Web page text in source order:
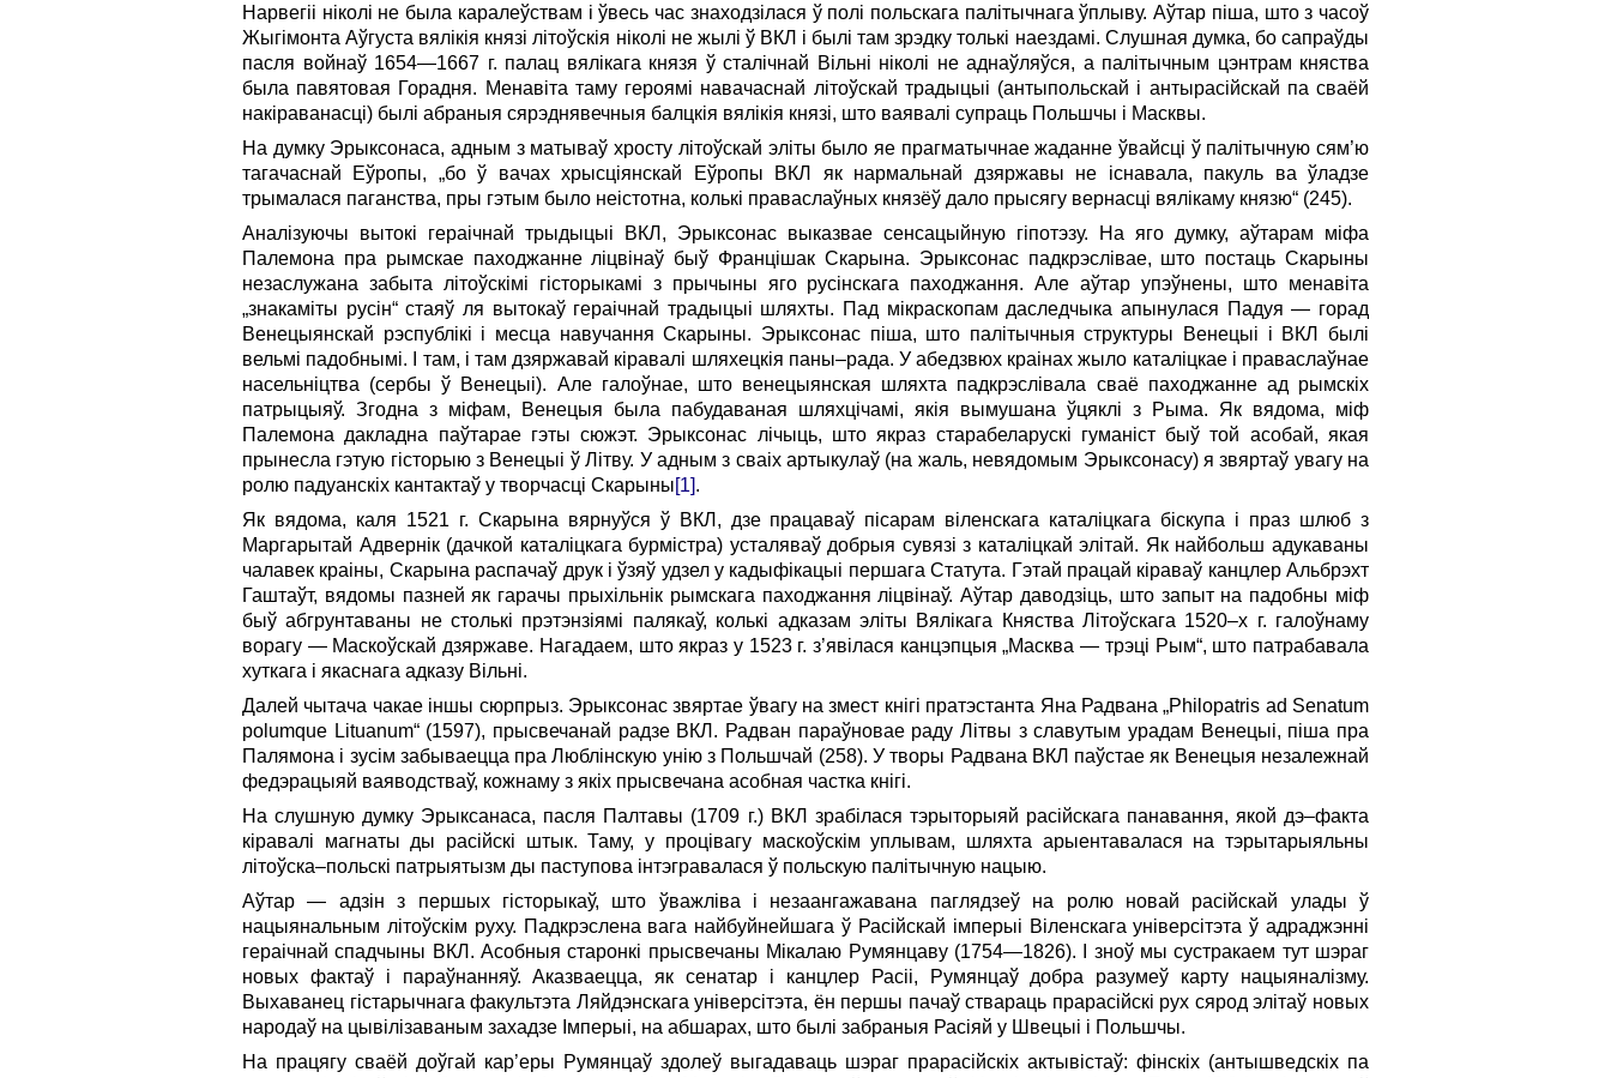
Нарвегіі ніколі не была каралеўствам і ўвесь час знаходзілася ў полі польскага палітычнага ўплыву. Аўтар піша, што з часоў
Жы­гімонта Аўгуста вялікія князі літоўскія ніколі не жылі ў ВКЛ і былі там зрэдку толькі наездамі. Слушная думка, бо са­праўды
пасля войнаў 1654—1667 г. палац вялікага князя ў сталічнай Вільні ніколі не аднаўляўся, а палітычным цэнтрам княства
была павятовая Горадня. Менавіта таму героямі навачаснай літоўскай традыцыі (антыпольскай і антырасійскай па сваёй
накіраванасці) былі абраныя сярэднявечныя балцкія вялікія князі, што ваявалі супраць Польшчы і Масквы.
На думку Эрыксонаса, адным з матываў хросту літоўскай эліты было яе прагматычнае жаданне ўвайсці ў палітычную сям’ю
тагачаснай Еўропы, „бо ў вачах хрысціянскай Еўропы ВКЛ як нармальнай дзяржавы не існавала, пакуль ва ўладзе
трымалася паганства, пры гэтым было неістотна, колькі права­слаўных князёў дало прысягу вернасці вялікаму князю“ (245).
Аналізуючы вытокі гераічнай трыдыцыі ВКЛ, Эрыксонас выказвае сенсацыйную гіпотэзу. На яго думку, аўтарам міфа
Палемона пра рымскае паходжанне ліцвінаў быў Францішак Скарына. Эрыксонас падкрэслівае, што постаць Скарыны
незаслужана забыта літоўскімі гісторыкамі з прычыны яго русін­скага паходжання. Але аўтар упэўнены, што менавіта
„знакаміты русін“ стаяў ля вытокаў гераічнай трaдыцыі шляхты. Пад мікраскопам даследчыка апынулася Падуя — горад
Вене­цыян­скай рэспублікі і месца навучання Скарыны. Эрыксонас піша, што палітычныя структуры Венецыі і ВКЛ былі
вельмі падобнымі. І там, і там дзяржавай кіравалі шляхецкія паны–рада. У абедзвюх краінах жыло каталіцкае і праваслаўнае
насельніц­тва (сербы ў Венецыі). Але галоўнае, што венецыянская шляхта падкрэслівала сваё паходжанне ад рымскіх
патрыцыяў. Згодна з міфам, Венецыя была пабудаваная шляхцічамі, якія вымушана ўцяклі з Рыма. Як вядома, міф
Палемона дакладна паўтарае гэты сюжэт. Эрыксонас лічыць, што якраз старабеларускі гуманіст быў той асобай, якая
прынесла гэтую гісторыю з Венецыі ў Літву. У адным з сваіх артыкулаў (на жаль, невядомым Эрыксонасу) я звяртаў увагу на
ролю падуанскіх кантактаў у творчасці Скарыны[1].
Як вядома, каля 1521 г. Скарына вярнуўся ў ВКЛ, дзе працаваў пісарам віленскага каталіцкага біскупа і праз шлюб з
Маргарытай Адвернік (дачкой каталіцкага бурмістра) усталяваў добрыя сувязі з каталіцкай элітай. Як найбольш адукаваны
чалавек краіны, Скарына распачаў друк і ўзяў удзел у кадыфікацыі першага Статута. Гэтай працай кіраваў канцлер Альбрэхт
Гаштаўт, вядомы пазней як гарачы прыхільнік рымскага паходжання ліцвінаў. Аўтар даводзіць, што запыт на падобны міф
быў абгрунтаваны не столькі прэтэнзіямі палякаў, колькі адказам эліты Вялікага Княства Літоўскага 1520–х г. галоўнаму
ворагу — Маскоўскай дзяржаве. Нагадаем, што якраз у 1523 г. з’явілася канцэпцыя „Масква — трэці Рым“, што патрабавала
хуткага і якаснага адказу Вільні.
Далей чытача чакае іншы сюрпрыз. Эрыксонас звяртае ўвагу на змест кнігі пратэстанта Яна Радвана „Philopatris ad Senatum
polumque Lituanum“ (1597), прысвечанай радзе ВКЛ. Радван параўновае раду Літвы з славутым урадам Венецыі, піша пра
Палямона і зусім забываецца пра Люблінскую унію з Польшчай (258). У творы Радвана ВКЛ паўстае як Венецыя незалежнай
федэрацыяй ваяводстваў, кожнаму з якіх прысвечана асобная частка кнігі.
На слушнyю думку Эрыксанаса, пасля Палтавы (1709 г.) ВКЛ зрабілася тэрыторыяй расійскага панавання, якой дэ–факта
кіравалі магнаты ды расійскі штык. Таму, у процівагу маскоўскім уплывам, шляхта арыентавалася на тэрытарыяльны
літоўска–польскі патрыятызм ды паступова інтэгравалася ў польскую палітычную нацыю.
Аўтар — адзін з першых гісторыкаў, што ўважліва і незаангажавана паглядзеў на ролю новай расійскай улады ў
нацыянальным літоўскім руху. Падкрэслена вага найбуйнейшага ў Расій­скай імперыі Віленскага універсітэта ў адраджэнні
ге­раіч­най спадчыны ВКЛ. Асобныя старонкі прысвечаны Мікалаю Румянцаву (1754—1826). І зноў мы сустракаем тут шэраг
новых фактаў і параўнанняў. Аказваецца, як сенатар і канцлер Расіі,
Румянцаў добра разумеў карту нацыяналізму.
Выхаванец гістарычнага факультэта Ляйдэнскага універсітэта, ён першы пачаў ствараць прарасійскі рух сярод элітаў новых
народаў на цывілізаваным захадзе Імперыі, на абшарах, што былі забраныя Расіяй у Швецыі і Польшчы.
На працягу сваёй доўгай кар’еры Румянцаў здолеў выгадаваць шэраг прарасійскіх актывістаў: фінскіх (антышведскіх па